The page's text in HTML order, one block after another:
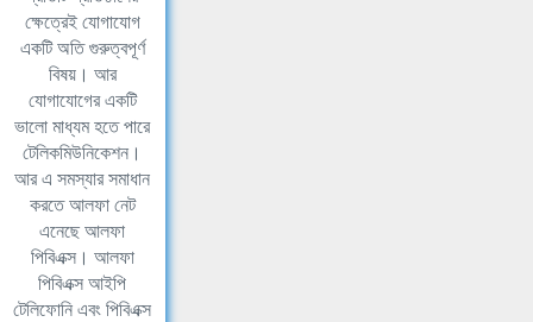
ক্ষেত্রেই যোগাযোগ
একটি অতি গুরুত্বপূর্ণ
বিষয়। আর
যোগাযোগের একটি
ভালো মাধ্যম হতে পারে
টেলিকমিউনিকেশন।
আর এ সমস্যার সমাধান
করতে আলফা নেট
এনেছে আলফা
পিবিএক্স। আলফা
পিবিএক্স আইপি
টেলিফোনি এবং পিবিএক্স